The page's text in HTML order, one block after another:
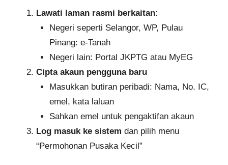
Lawati laman rasmi berkaitan:
Negeri seperti Selangor, WP, Pulau
Pinang: e-Tanah
Negeri lain: Portal JKPTG atau MyEG
Cipta akaun pengguna baru
Masukkan butiran peribadi: Nama, No. IC,
emel, kata laluan
Sahkan emel untuk pengaktifan akaun
Log masuk ke sistem dan pilih menu
“Permohonan Pusaka Kecil”